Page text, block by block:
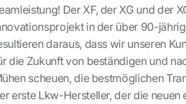
Der XF, der XG und der
in der über 90-
daraus, dass wir unseren
die Zukunft von beständigen und
scheuen, die bestmöglichen
erste Lkw-Hersteller, der die